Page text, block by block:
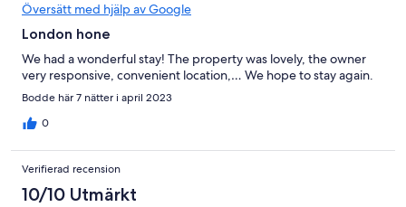
Översätt med hjälp av Google
London hone
We had a wonderful stay! The property was lovely, the owner
very responsive, convenient location,… We hope to stay again.
Bodde här 7 nätter i april 2023
0
Verifierad recension
10/10 Utmärkt